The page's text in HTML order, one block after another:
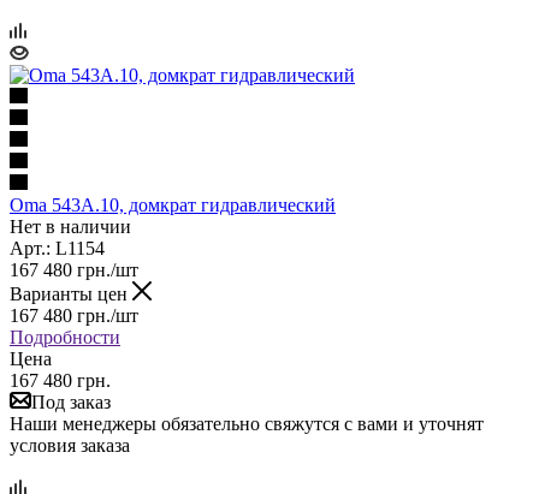
Oma 543А.10, домкрат гидравлический
Нет в наличии
Арт.: L1154
167 480 грн./шт
Варианты цен
167 480 грн./шт
Подробности
Цена
167 480 грн.
Под заказ
Наши менеджеры обязательно свяжутся с вами и уточнят
условия заказа